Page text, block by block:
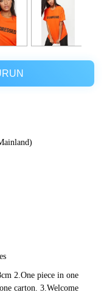
2.One piece in one
carton. 3.Welcome